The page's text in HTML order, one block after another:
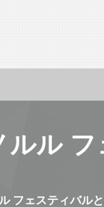
ルル
フェスティバル